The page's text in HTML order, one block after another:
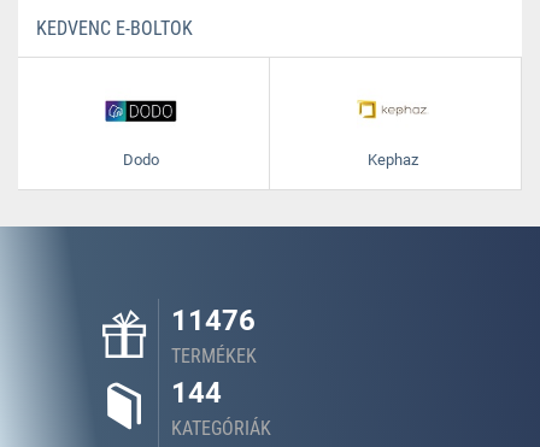
KEDVENC E-BOLTOK
Dodo Kephaz
11476
TERMÉKEK
144
KATEGÓRIÁK